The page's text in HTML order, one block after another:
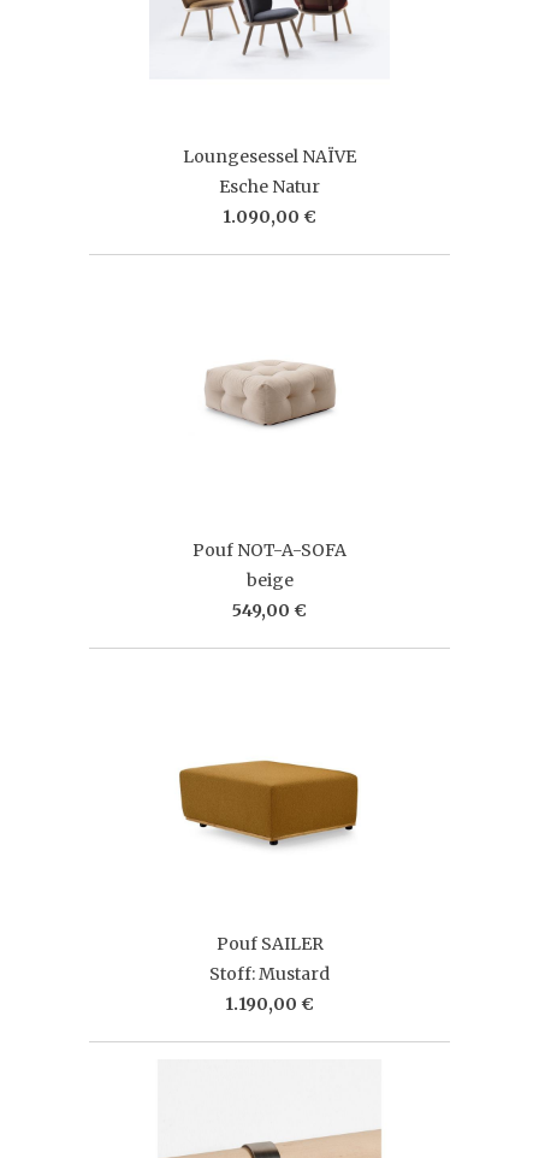
Loungesessel NAÏVE
Esche Natur
1.090,00 €
Pouf NOT-A-SOFA
beige
549,00 €
Pouf SAILER
Stoff: Mustard
1.190,00 €